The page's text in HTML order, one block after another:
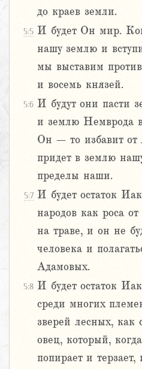
до краев земли.
5:5 И будет Он мир.
нашу землю и
мы выставим
и восемь князей.
5:6 И будут они пасти
и землю Немврода
Он – то избавит от
придет в землю
пределы наши.
5:7 И будет остаток
народов как роса
на траве, и он не
человека и
Адамовых.
5:8 И будет остаток
среди многих
зверей лесных, как
овец, который,
попирает и